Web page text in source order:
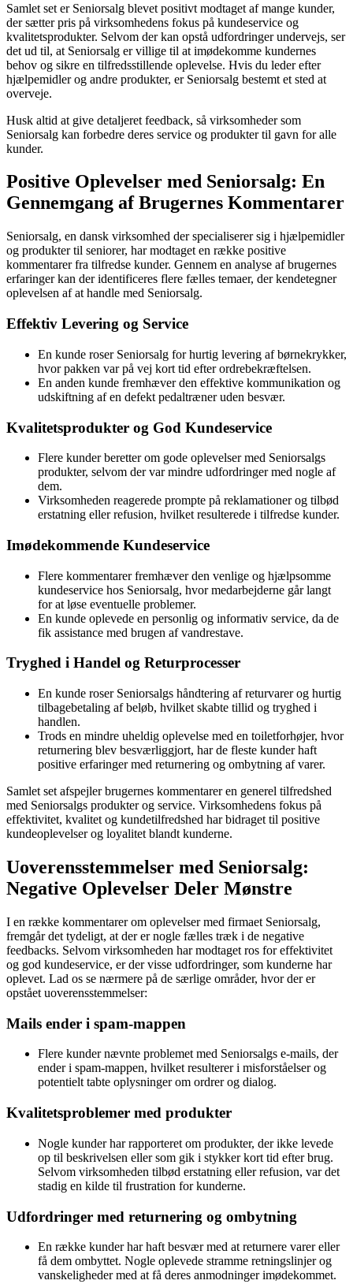
Samlet set er Seniorsalg blevet positivt modtaget af mange kunder,
der sætter pris på virksomhedens fokus på kundeservice og
kvalitetsprodukter. Selvom der kan opstå udfordringer undervejs, ser
det ud til, at Seniorsalg er villige til at imødekomme kundernes
behov og sikre en tilfredsstillende oplevelse. Hvis du leder efter
hjælpemidler og andre produkter, er Seniorsalg bestemt et sted at
overveje.
Husk altid at give detaljeret feedback, så virksomheder som
Seniorsalg kan forbedre deres service og produkter til gavn for alle
kunder.
Positive Oplevelser med Seniorsalg: En
Gennemgang af Brugernes Kommentarer
Seniorsalg, en dansk virksomhed der specialiserer sig i hjælpemidler
og produkter til seniorer, har modtaget en række positive
kommentarer fra tilfredse kunder. Gennem en analyse af brugernes
erfaringer kan der identificeres flere fælles temaer, der kendetegner
oplevelsen af at handle med Seniorsalg.
Effektiv Levering og Service
En kunde roser Seniorsalg for hurtig levering af børnekrykker,
hvor pakken var på vej kort tid efter ordrebekræftelsen.
En anden kunde fremhæver den effektive kommunikation og
udskiftning af en defekt pedaltræner uden besvær.
Kvalitetsprodukter og God Kundeservice
Flere kunder beretter om gode oplevelser med Seniorsalgs
produkter, selvom der var mindre udfordringer med nogle af
dem.
Virksomheden reagerede prompte på reklamationer og tilbød
erstatning eller refusion, hvilket resulterede i tilfredse kunder.
Imødekommende Kundeservice
Flere kommentarer fremhæver den venlige og hjælpsomme
kundeservice hos Seniorsalg, hvor medarbejderne går langt
for at løse eventuelle problemer.
En kunde oplevede en personlig og informativ service, da de
fik assistance med brugen af vandrestave.
Tryghed i Handel og Returprocesser
En kunde roser Seniorsalgs håndtering af returvarer og hurtig
tilbagebetaling af beløb, hvilket skabte tillid og tryghed i
handlen.
Trods en mindre uheldig oplevelse med en toiletforhøjer, hvor
returnering blev besværliggjort, har de fleste kunder haft
positive erfaringer med returnering og ombytning af varer.
Samlet set afspejler brugernes kommentarer en generel tilfredshed
med Seniorsalgs produkter og service. Virksomhedens fokus på
effektivitet, kvalitet og kundetilfredshed har bidraget til positive
kundeoplevelser og loyalitet blandt kunderne.
Uoverensstemmelser med Seniorsalg:
Negative Oplevelser Deler Mønstre
I en række kommentarer om oplevelser med firmaet Seniorsalg,
fremgår det tydeligt, at der er nogle fælles træk i de negative
feedbacks. Selvom virksomheden har modtaget ros for effektivitet
og god kundeservice, er der visse udfordringer, som kunderne har
oplevet. Lad os se nærmere på de særlige områder, hvor der er
opstået uoverensstemmelser:
Mails ender i spam-mappen
Flere kunder nævnte problemet med Seniorsalgs e-mails, der
ender i spam-mappen, hvilket resulterer i misforståelser og
potentielt tabte oplysninger om ordrer og dialog.
Kvalitetsproblemer med produkter
Nogle kunder har rapporteret om produkter, der ikke levede
op til beskrivelsen eller som gik i stykker kort tid efter brug.
Selvom virksomheden tilbød erstatning eller refusion, var det
stadig en kilde til frustration for kunderne.
Udfordringer med returnering og ombytning
En række kunder har haft besvær med at returnere varer eller
få dem ombyttet. Nogle oplevede stramme retningslinjer og
vanskeligheder med at få deres anmodninger imødekommet.